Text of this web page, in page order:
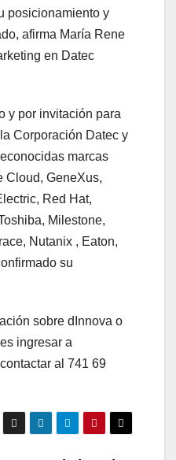
posicionamiento y
afirma María Rene
en Datec
y por invitación para
Corporación Datec y
marcas
Cloud, GeneXus,
Red Hat,
Milestone,
Nutanix , Eaton,
su
sobre dInnova o
ingresar a
al 741 69